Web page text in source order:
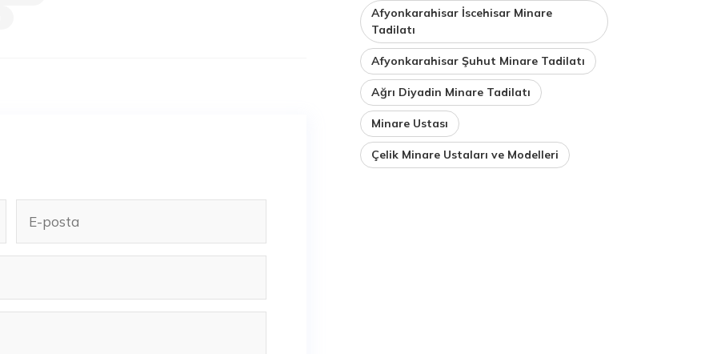
Afyonkarahisar İscehisar Minare
Tadilatı
Afyonkarahisar Şuhut Minare Tadilatı
Ağrı Diyadin Minare Tadilatı
Minare Ustası
Çelik Minare Ustaları ve Modelleri